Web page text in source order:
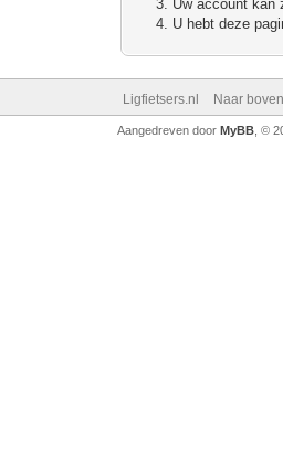
Uw account kan
U hebt deze
Ligfietsers.nl Naar boven
Aangedreven door MyBB, ©